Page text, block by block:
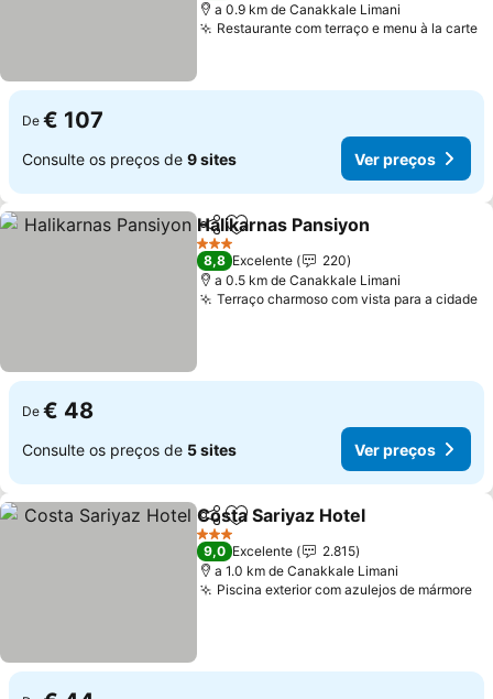
a 0.9 km de Canakkale Limani
Restaurante com terraço e menu à la carte
De € 107
Consulte os preços de 9 sites Ver preços
PartilharAdicionar aos favoritos
Halikarnas Pansiyon
3 Estrelas
8,8 Excelente
220
a 0.5 km de Canakkale Limani
Terraço charmoso com vista para a cidade
De € 48
Consulte os preços de 5 sites Ver preços
PartilharAdicionar aos favoritos
Costa Sariyaz Hotel
3 Estrelas
9,0 Excelente
2.815
a 1.0 km de Canakkale Limani
Piscina exterior com azulejos de mármore